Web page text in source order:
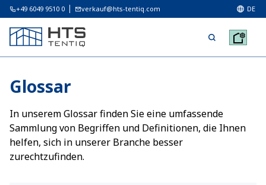
+49 6049 9510 0 verkauf@hts-tentiq.com DE
Glossar
In unserem Glossar finden Sie eine umfassende
Sammlung von Begriffen und Definitionen, die Ihnen
helfen, sich in unserer Branche besser
zurechtzufinden.